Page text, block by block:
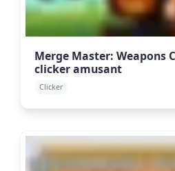
Merge Master: Weapons
clicker amusant
Clicker